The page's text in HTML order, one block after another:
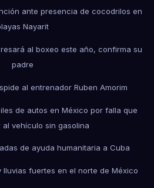
ante presencia de cocodrilos en
Nayarit
al boxeo este año, confirma su
padre
al entrenador Ruben Amorim
de autos en México por falla que
al vehículo sin gasolina
de ayuda humanitaria a Cuba
fuertes en el norte de México